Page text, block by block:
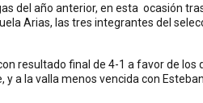
del año anterior, en esta ocasión
Arias, las tres integrantes del
resultado final de 4-1 a favor de los
a la valla menos vencida con